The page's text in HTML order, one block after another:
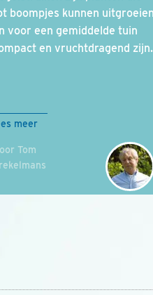
boompjes kunnen uitgroeien
voor een gemiddelde tuin
en vruchtdragend zijn.
meer
Tom